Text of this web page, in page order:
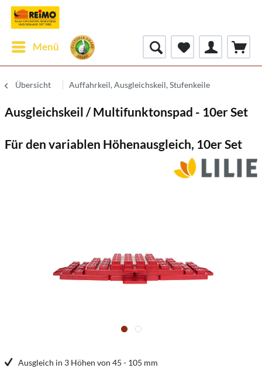
Menü
Übersicht Auffahrkeil, Ausgleichskeil, Stufenkeile
Ausgleichskeil / Multifunktonspad - 10er Set
Für den variablen Höhenausgleich, 10er Set
Ausgleich in 3 Höhen von 45 - 105 mm